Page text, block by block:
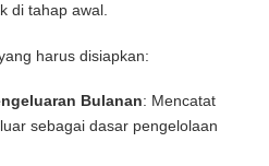
di tahap awal.
harus disiapkan:
Bulanan: Mencatat
sebagai dasar pengelolaan